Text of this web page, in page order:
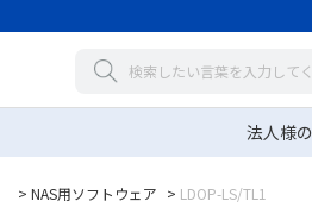
法人様の
> NAS用ソフトウェア > LDOP-LS/TL1